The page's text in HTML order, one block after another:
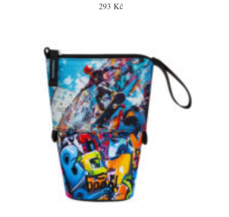
293 Kč